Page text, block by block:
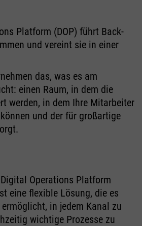
Platform (DOP) führt Back-
und vereint sie in einer
das, was es am
einen Raum, in dem die
werden, in dem Ihre Mitarbeiter
und der für großartige
Operations Platform
eine flexible Lösung, die es
in jedem Kanal zu
wichtige Prozesse zu